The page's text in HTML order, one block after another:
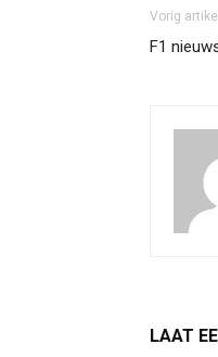
Vorig artikel
F1
LAAT